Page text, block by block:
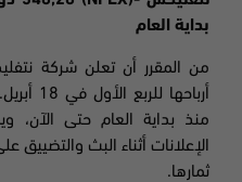
بداية العام
من المقرر أن تعلن شركة
منذ بداية العام حتى الآن،
الإعلانات أثناء البث
ثمارها.